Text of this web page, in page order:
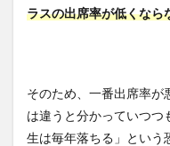
ラスの出席率が低くなら
そのため、一番出席率が
は違うと分かっていつつ
生は毎年落ちる」という